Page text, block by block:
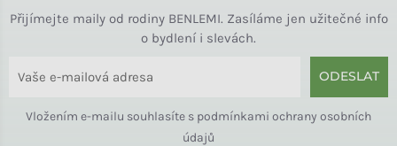
Přijímejte maily od rodiny BENLEMI. Zasíláme jen užitečné info
o bydlení i slevách.
ODESLAT
Vložením e-mailu souhlasíte s podmínkami ochrany osobních
údajů